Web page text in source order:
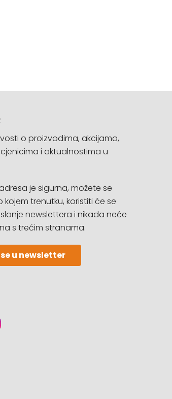
o proizvodima, akcijama,
i aktualnostima u
je sigurna, možete se
kojem trenutku, koristiti će se
newslettera i nikada neće
s trećim stranama.
u newsletter